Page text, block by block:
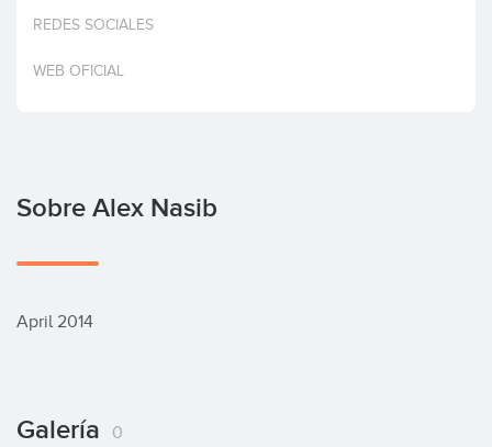
Invertir
REDES SOCIALES
WEB OFICIAL
Sobre Alex Nasib
April 2014
Galería 0